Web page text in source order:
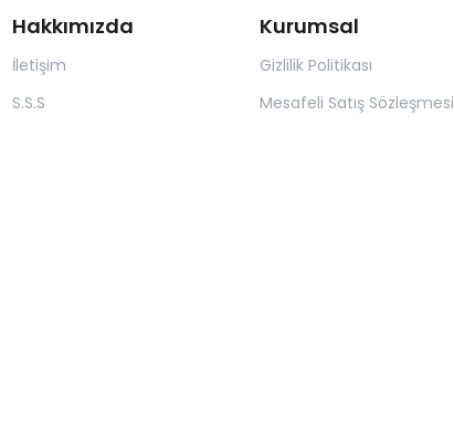
Hakkımızda
İletişim
S.S.S
Kurumsal
Gizlilik Politikası
Mesafeli Satış Sözleşmesi